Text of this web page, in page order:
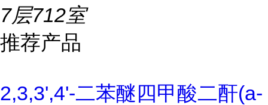
7层712室
推荐产品
2,3,3',4'-二苯醚四甲酸二酐(a-